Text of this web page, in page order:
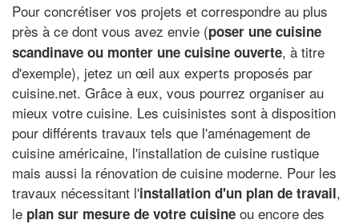
Pour concrétiser vos projets et correspondre au plus
près à ce dont vous avez envie (poser une cuisine
scandinave ou monter une cuisine ouverte, à titre
d'exemple), jetez un œil aux experts proposés par
cuisine.net. Grâce à eux, vous pourrez organiser au
mieux votre cuisine. Les cuisinistes sont à disposition
pour différents travaux tels que l'aménagement de
cuisine américaine, l'installation de cuisine rustique
mais aussi la rénovation de cuisine moderne. Pour les
travaux nécessitant l'installation d'un plan de travail,
le plan sur mesure de votre cuisine ou encore des